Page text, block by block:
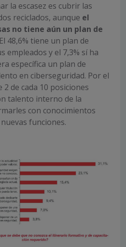
la escasez es cubrir las
reciclados, aunque el
no tiene aún un plan de
El 48,6% tiene un plan de
empleados y el 7,3% sí ha
específica un plan de
en ciberseguridad. Por el
de cada 10 posiciones
talento interno de la
con conocimientos
funciones.